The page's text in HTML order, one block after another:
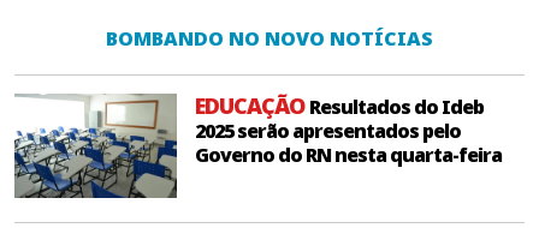
BOMBANDO NO NOVO NOTÍCIAS
EDUCAÇÃOResultados do Ideb
2025 serão apresentados pelo
Governo do RN nesta quarta-feira